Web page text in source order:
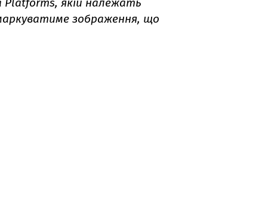
зображення, що